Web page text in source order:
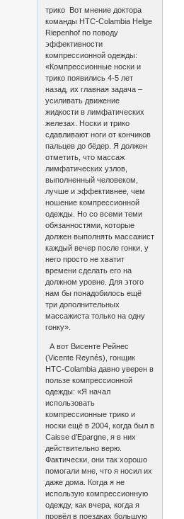
трико Вот мнение доктора
команды HTC-Colambia Helge
Riepenhof по поводу
эффективности
компрессионной одежды:
«Компрессионные носки и
трико появились 4-5 лет
назад, их главная задача –
усиливать движение
жидкости в лимфатических
железах. Носки и трико
сдавливают ноги от кончиков
пальцев до бёдер. Я должен
отметить, что массаж
лимфатических узлов,
выполненный человеком,
лучше и эффективнее, чем
ношение компрессионной
одежды. Но со всеми теми
обязанностями, которые
должен выполнять массажист
каждый вечер после гонки, у
него просто не хватит
времени сделать его на
должном уровне. Для этого
нам бы понадобилось ещё
три дополнительных
массажиста только на одну
гонку».
А вот Висенте Рейнес
(Vicente Reynés), гонщик
HTC-Colambia давно уверен в
пользе компрессионной
одежды: «Я начал
использовать
компрессионные трико и
носки ещё в 2004, когда был в
Caisse d’Epargne, я в них
действительно верю.
Фактически, они так хорошо
помогали мне, что я носил их
даже дома. Когда я не
использую компрессионную
одежду, как вчера, когда я
провёл в поездках большую